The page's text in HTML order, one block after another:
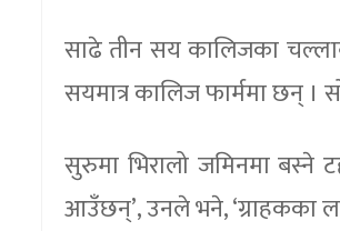
साढे तीन सय कालिजका
सयमात्र कालिज फार्ममा छन् ।
सुरुमा भिरालो जमिनमा बस्ने
आउँछन्’, उनले भने, ‘ग्राहकका